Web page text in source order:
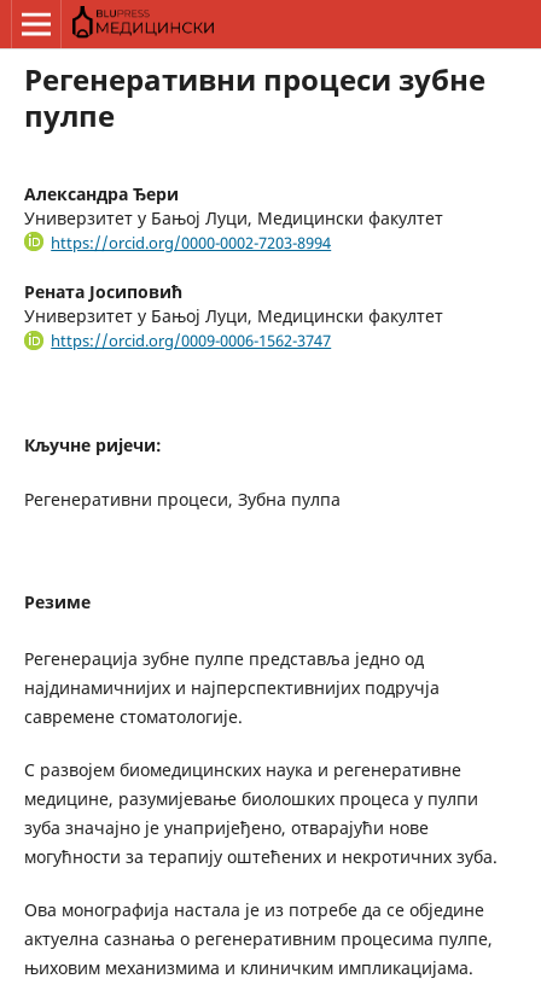
Регенеративни процеси зубне
пулпе
Александра Ђери
Универзитет у Бањој Луци, Медицински факултет
https://orcid.org/0000-0002-7203-8994
Рената Јосиповић
Универзитет у Бањој Луци, Медицински факултет
https://orcid.org/0009-0006-1562-3747
Кључне ријечи:
Регенеративни процеси, Зубна пулпа
Резиме
Регенерација зубне пулпе представља једно од
најдинамичнијих и најперспективнијих подручја
савремене стоматологије.
С развојем биомедицинских наука и регенеративне
медицине, разумијевање биолошких процеса у пулпи
зуба значајно је унапријеђено, отварајући нове
могућности за терапију оштећених и некротичних зуба.
Ова монографија настала је из потребе да се обједине
актуелна сазнања о регенеративним процесима пулпе,
њиховим механизмима и клиничким импликацијама.